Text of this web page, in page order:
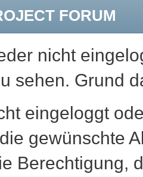
FORUM
nicht
sehen. Grund
eingeloggt
gewünschte
Berechtigung,